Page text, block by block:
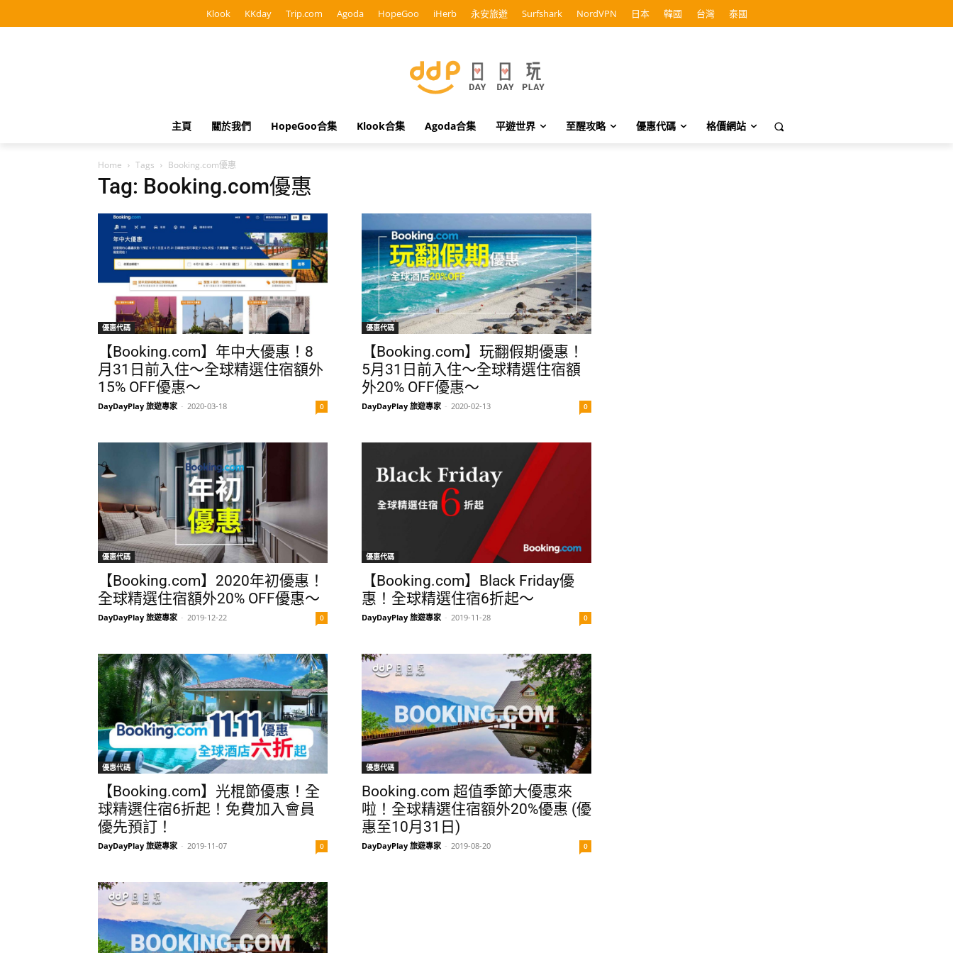
Klook KKday Trip.com Agoda HopeGoo iHerb 永安旅遊 Surfshark NordVPN 日本 韓國 台灣 泰國
主頁 關於我們 HopeGoo合集 Klook合集 Agoda合集 平遊世界 至醒攻略 優惠代碼 格價網站
Home Tags Booking.com優惠
Tag: Booking.com優惠
優惠代碼
【Booking.com】年中大優惠！8
月31日前入住～全球精選住宿額外
15% OFF優惠～
DayDayPlay 旅遊專家 - 2020-03-18 0
優惠代碼
【Booking.com】玩翻假期優惠！
5月31日前入住～全球精選住宿額
外20% OFF優惠～
DayDayPlay 旅遊專家 - 2020-02-13 0
優惠代碼
【Booking.com】2020年初優惠！
全球精選住宿額外20% OFF優惠～
DayDayPlay 旅遊專家 - 2019-12-22 0
優惠代碼
【Booking.com】Black Friday優
惠！全球精選住宿6折起～
DayDayPlay 旅遊專家 - 2019-11-28 0
優惠代碼
【Booking.com】光棍節優惠！全
球精選住宿6折起！免費加入會員
優先預訂！
DayDayPlay 旅遊專家 - 2019-11-07 0
優惠代碼
Booking.com 超值季節大優惠來
啦！全球精選住宿額外20%優惠 (優
惠至10月31日)
DayDayPlay 旅遊專家 - 2019-08-20 0